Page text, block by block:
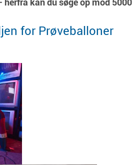
herfra kan du søge op mod 5000
for Prøveballoner